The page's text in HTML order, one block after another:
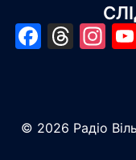
© 2026 Радіо